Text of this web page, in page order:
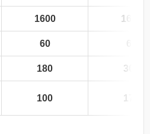
1600 1600
60
180 300
100 175